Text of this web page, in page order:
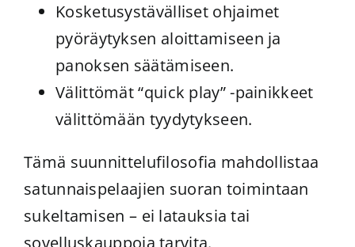
Kosketusystävälliset ohjaimet
pyöräytyksen aloittamiseen ja
panoksen säätämiseen.
Välittömät “quick play” -painikkeet
välittömään tyydytykseen.
Tämä suunnittelufilosofia mahdollistaa
satunnaispelaajien suoran toimintaan
sukeltamisen – ei latauksia tai